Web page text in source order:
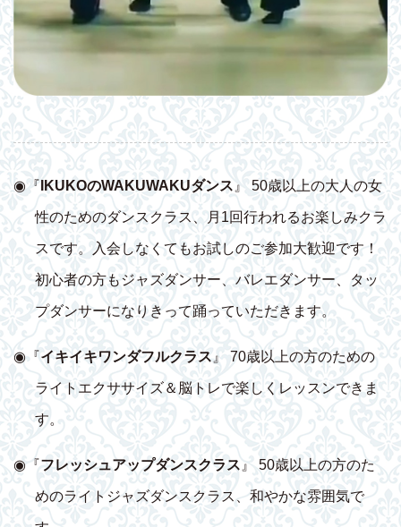
◉『 IKUKOのWAKUWAKUダンス 』 50歳以上の大人の女
性のためのダンスクラス、月1回行われるお楽しみクラ
スです。入会しなくてもお試しのご参加大歓迎です！
初心者の方もジャズダンサー、バレエダンサー、タッ
プダンサーになりきって踊っていただきます。
◉『イキイキワンダフルクラス 』 70歳以上の方のための
ライトエクササイズ＆脳トレで楽しくレッスンできま
す。
◉『フレッシュアップダンスクラス』 50歳以上の方のた
めのライトジャズダンスクラス、和やかな雰囲気で